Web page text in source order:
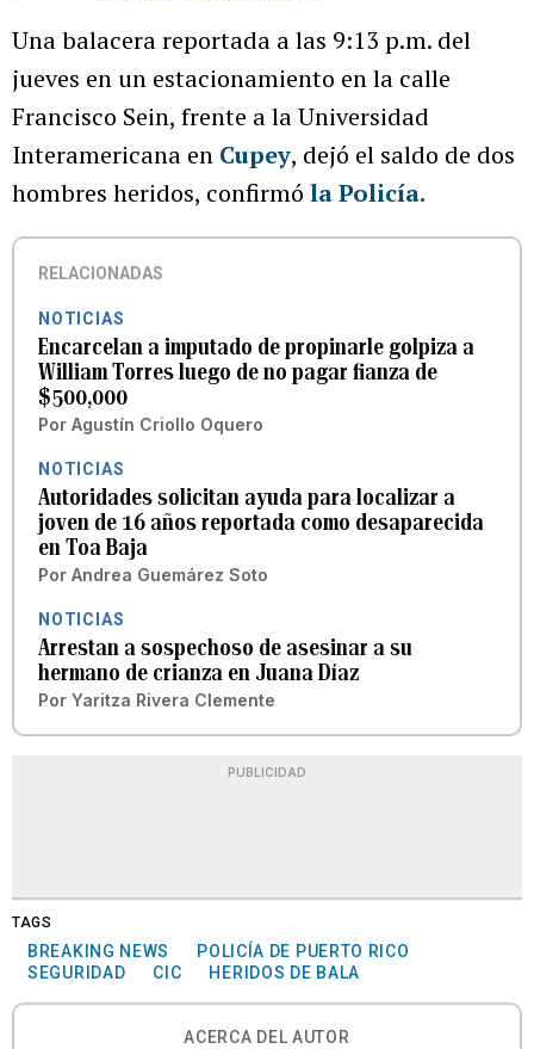
Una balacera reportada a las 9:13 p.m. del
jueves en un estacionamiento en la calle
Francisco Sein, frente a la Universidad
Interamericana en Cupey, dejó el saldo de dos
hombres heridos, confirmó la Policía.
RELACIONADAS
NOTICIAS
Encarcelan a imputado de propinarle golpiza a
William Torres luego de no pagar fianza de
$500,000
Por Agustín Criollo Oquero
NOTICIAS
Autoridades solicitan ayuda para localizar a
joven de 16 años reportada como desaparecida
en Toa Baja
Por Andrea Guemárez Soto
NOTICIAS
Arrestan a sospechoso de asesinar a su
hermano de crianza en Juana Díaz
Por Yaritza Rivera Clemente
PUBLICIDAD
TAGS
BREAKING NEWS
POLICÍA DE PUERTO RICO
SEGURIDAD
CIC HERIDOS DE BALA
ACERCA DEL AUTOR